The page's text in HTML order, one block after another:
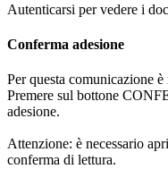
Autenticarsi per vedere i
Conferma adesione
Per questa comunicazione
Premere sul bottone
adesione.
Attenzione: è necessario
conferma di lettura.